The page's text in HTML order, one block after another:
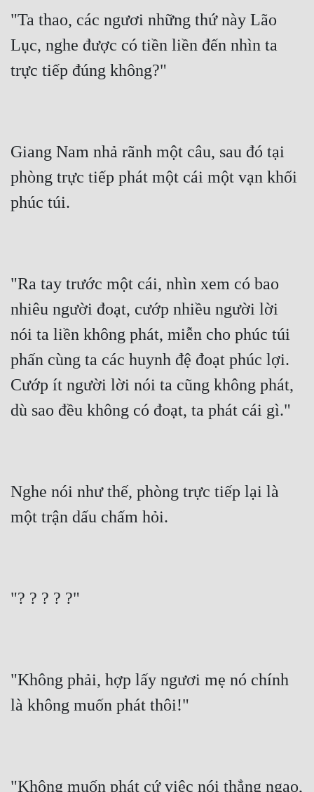
"Ta thao, các ngươi những thứ này Lão
Lục, nghe được có tiền liền đến nhìn ta
trực tiếp đúng không?"
Giang Nam nhả rãnh một câu, sau đó tại
phòng trực tiếp phát một cái một vạn khối
phúc túi.
"Ra tay trước một cái, nhìn xem có bao
nhiêu người đoạt, cướp nhiều người lời
nói ta liền không phát, miễn cho phúc túi
phấn cùng ta các huynh đệ đoạt phúc lợi.
Cướp ít người lời nói ta cũng không phát,
dù sao đều không có đoạt, ta phát cái gì."
Nghe nói như thế, phòng trực tiếp lại là
một trận dấu chấm hỏi.
"? ? ? ? ?"
"Không phải, hợp lấy ngươi mẹ nó chính
là không muốn phát thôi!"
"Không muốn phát cứ việc nói thẳng ngao,